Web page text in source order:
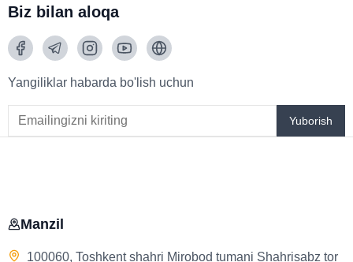
Biz bilan aloqa
Yangiliklar habarda bo'lish uchun
Yuborish
Manzil
100060, Toshkent shahri Mirobod tumani Shahrisabz tor